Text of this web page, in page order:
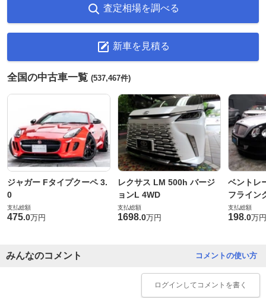
査定相場を調べる
新車を見積る
全国の中古車一覧 (537,467件)
ジャガー Fタイプクーペ 3.
0
支払総額
475.0万円
レクサス LM 500h バージ
ョンL 4WD
支払総額
1698.0万円
ベントレ
フライン
支払総額
198.0万円
コメントの使い方
みんなのコメント
ログイン してコメントを書く